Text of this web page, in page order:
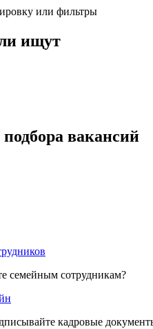
или фильтры
ищут
вакансий
семейным сотрудникам?
кадровые